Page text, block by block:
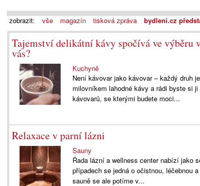
zobrazit: vše magazín tisková zpráva bydlení.cz
Tajemství delikátní kávy spočívá ve výběru
vás?
Kuchyně
Není kávovar jako kávovar – každý druh
milovníkem lahodné kávy a rádi byste si
kávovarů, se kterými budete moci...
Relaxace v parní lázni
Sauny
Řada lázní a wellness center nabízí jako
případech se jedná o očistnou, léčebnou
sauně se ale potíme v...